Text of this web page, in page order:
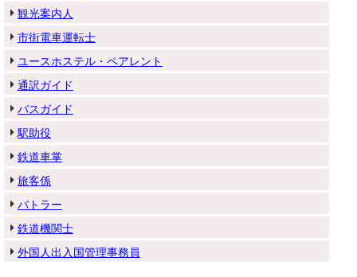
観光案内人
市街電車運転士
ユースホステル・ペアレント
通訳ガイド
バスガイド
駅助役
鉄道車掌
旅客係
バトラー
鉄道機関士
外国人出入国管理事務員